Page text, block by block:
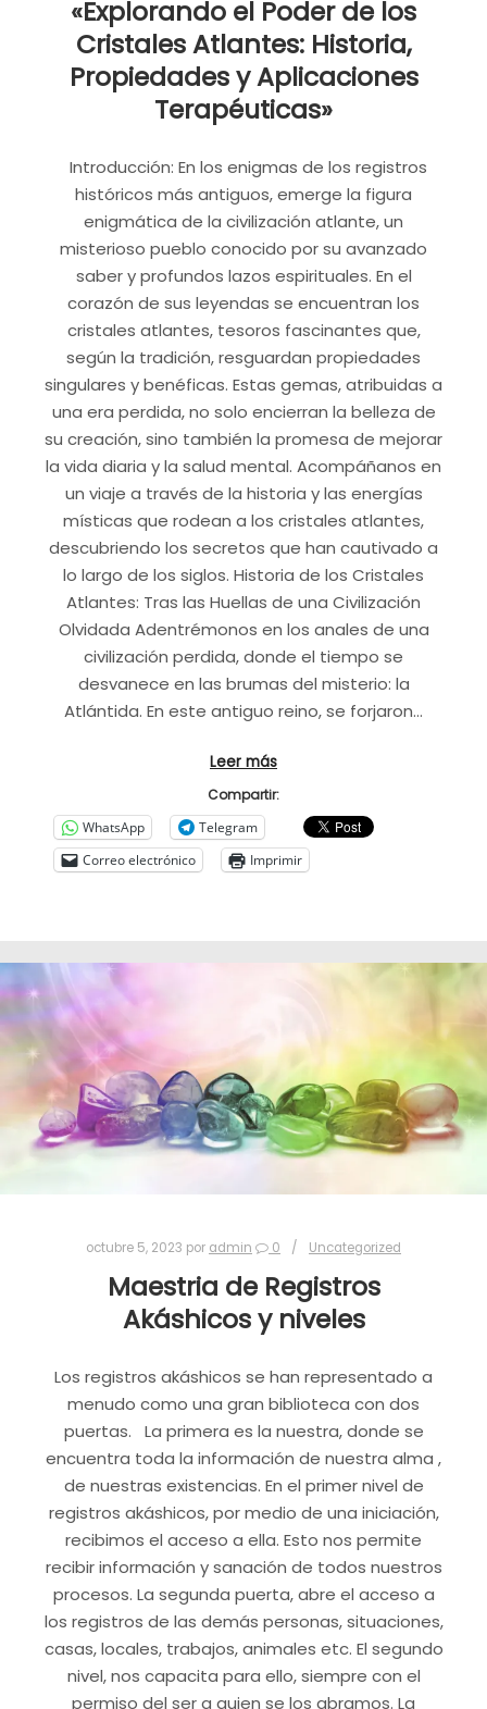
abrir las puertas a una nueva forma de pensar,
sentir y vivir la vida. Imagina sumergirte en
conferencias, talleres y formación impartidos por
reconocidos expertos en el ámbito de la salud
mental y la espiritualidad de España y América
de cambio tanto a nivel individual como
colectivo, una oportunidad única en tiempos de
incertidumbre y caos. Únete a nosotros y a…
Leer más
Compartir:
WhatsApp
Telegram
Correo electrónico
Imprimir
MARINA-ESCRITORA-DEL-AMOR
XAVI-GARCIA-ESCRITOR
«Explorando el Poder de los
Cristales Atlantes: Historia,
Propiedades y Aplicaciones
Terapéuticas»
Introducción: En los enigmas de los registros
históricos más antiguos, emerge la figura
enigmática de la civilización atlante, un
misterioso pueblo conocido por su avanzado
saber y profundos lazos espirituales. En el
corazón de sus leyendas se encuentran los
cristales atlantes, tesoros fascinantes que,
según la tradición, resguardan propiedades
singulares y benéficas. Estas gemas, atribuidas a
una era perdida, no solo encierran la belleza de
su creación, sino también la promesa de mejorar
la vida diaria y la salud mental. Acompáñanos en
un viaje a través de la historia y las energías
místicas que rodean a los cristales atlantes,
descubriendo los secretos que han cautivado a
lo largo de los siglos. Historia de los Cristales
Atlantes: Tras las Huellas de una Civilización
Olvidada Adentrémonos en los anales de una
civilización perdida, donde el tiempo se
desvanece en las brumas del misterio: la
Atlántida. En este antiguo reino, se forjaron…
Leer más
Compartir:
WhatsApp
Telegram
Correo electrónico
Imprimir
octubre 5, 2023 por admin 0 Uncategorized
Maestria de Registros
Akáshicos y niveles
Los registros akáshicos se han representado a
menudo como una gran biblioteca con dos
puertas. La primera es la nuestra, donde se
encuentra toda la información de nuestra alma ,
de nuestras existencias. En el primer nivel de
registros akáshicos, por medio de una iniciación,
recibimos el acceso a ella. Esto nos permite
recibir información y sanación de todos nuestros
procesos. La segunda puerta, abre el acceso a
los registros de las demás personas, situaciones,
casas, locales, trabajos, animales etc. El segundo
nivel, nos capacita para ello, siempre con el
permiso del ser a quien se los abramos. La